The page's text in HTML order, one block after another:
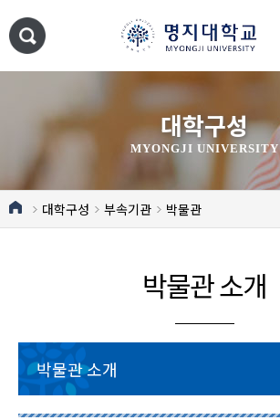
대학구성
MYONGJI UNIVERSITY
대학구성 부속기관 박물관
박물관 소개
박물관 소개